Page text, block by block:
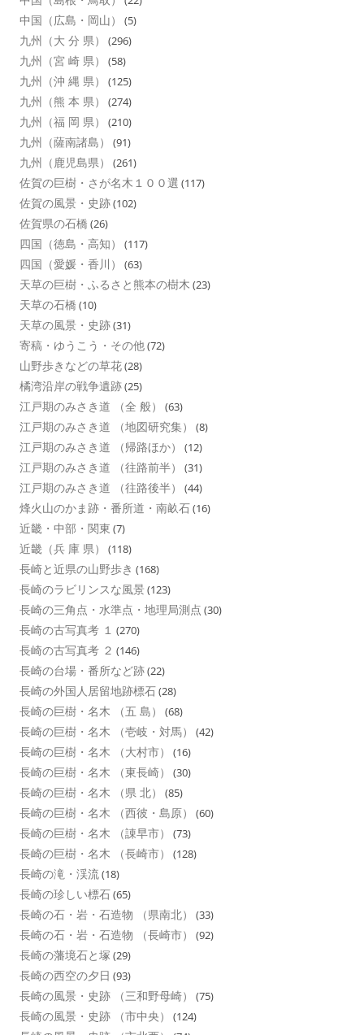
中国（広島・岡山） (5)
九州（大 分 県） (296)
九州（宮 崎 県） (58)
九州（沖 縄 県） (125)
九州（熊 本 県） (274)
九州（福 岡 県） (210)
九州（薩南諸島） (91)
九州（鹿児島県） (261)
佐賀の巨樹・さが名木１００選 (117)
佐賀の風景・史跡(102)
佐賀県の石橋 (26)
四国（徳島・高知） (117)
四国（愛媛・香川） (63)
天草の巨樹・ふるさと熊本の樹木 (23)
天草の石橋 (10)
天草の風景・史跡(31)
寄稿・ゆうこう・その他(72)
山野歩きなどの草花(28)
橘湾沿岸の戦争遺跡(25)
江戸期のみさき道 （全 般） (63)
江戸期のみさき道 （地図研究集） (8)
江戸期のみさき道 （帰路ほか） (12)
江戸期のみさき道 （往路前半） (31)
江戸期のみさき道 （往路後半） (44)
烽火山のかま跡・番所道・南畝石(16)
近畿・中部・関東 (7)
近畿（兵 庫 県） (118)
長崎と近県の山野歩き (168)
長崎のラビリンスな風景 (123)
長崎の三角点・水準点・地理局測点 (30)
長崎の古写真考 １ (270)
長崎の古写真考 ２ (146)
長崎の台場・番所など跡(22)
長崎の外国人居留地跡標石(28)
長崎の巨樹・名木 （五 島） (68)
長崎の巨樹・名木 （壱岐・対馬） (42)
長崎の巨樹・名木 （大村市） (16)
長崎の巨樹・名木 （東長崎） (30)
長崎の巨樹・名木 （県 北） (85)
長崎の巨樹・名木 （西彼・島原） (60)
長崎の巨樹・名木 （諌早市） (73)
長崎の巨樹・名木 （長崎市） (128)
長崎の滝・渓流(18)
長崎の珍しい標石(65)
長崎の石・岩・石造物 （県南北） (33)
長崎の石・岩・石造物 （長崎市） (92)
長崎の藩境石と塚 (29)
長崎の西空の夕日 (93)
長崎の風景・史跡 （三和野母崎） (75)
長崎の風景・史跡 （市中央） (124)